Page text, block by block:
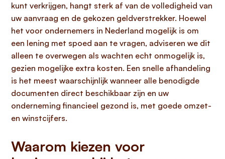
kunt verkrijgen, hangt sterk af van de volledigheid van
uw aanvraag en de gekozen geldverstrekker. Hoewel
het voor ondernemers in Nederland mogelijk is om
een lening met spoed aan te vragen, adviseren we dit
alleen te overwegen als wachten echt onmogelijk is,
gezien mogelijke extra kosten. Een snelle afhandeling
is het meest waarschijnlijk wanneer alle benodigde
documenten direct beschikbaar zijn en uw
onderneming financieel gezond is, met goede omzet-
en winstcijfers.
Waarom kiezen voor